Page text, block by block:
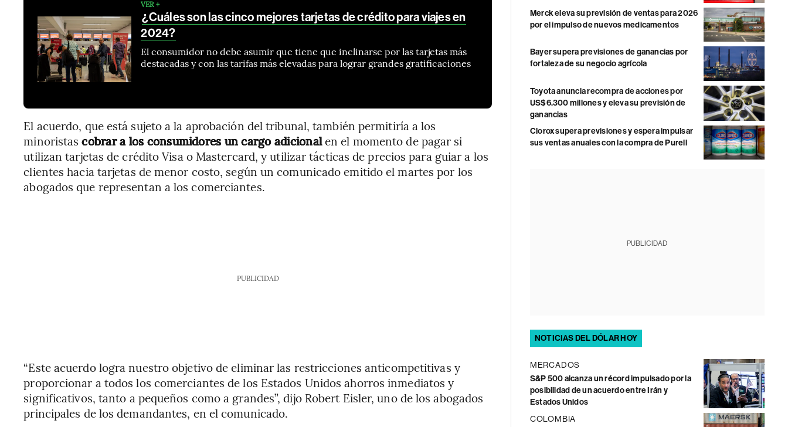
VER +
¿Cuáles son las cinco mejores tarjetas de crédito para viajes en
2024?
El consumidor no debe asumir que tiene que inclinarse por las tarjetas más
destacadas y con las tarifas más elevadas para lograr grandes gratificaciones
El acuerdo, que está sujeto a la aprobación del tribunal, también permitiría a los
minoristascobrar a los consumidores un cargo adicionalen el momento de pagar si
utilizan tarjetas de crédito Visa o Mastercard, y utilizar tácticas de precios para guiar a los
clientes hacia tarjetas de menor costo, según un comunicado emitido el martes por los
abogados que representan a los comerciantes.
PUBLICIDAD
“Este acuerdo logra nuestro objetivo de eliminar las restricciones anticompetitivas y
proporcionar a todos los comerciantes de los Estados Unidos ahorros inmediatos y
significativos, tanto a pequeños como a grandes”, dijo Robert Eisler, uno de los abogados
principales de los demandantes, en el comunicado.
Merck eleva su previsión de ventas para 2026
por el impulso de nuevos medicamentos
Bayer supera previsiones de ganancias por
fortaleza de su negocio agrícola
Toyota anuncia recompra de acciones por
US$6.300 millones y eleva su previsión de
ganancias
Clorox supera previsiones y espera impulsar
sus ventas anuales con la compra de Purell
PUBLICIDAD
NOTICIAS DEL DÓLAR HOY
MERCADOS
S&P 500 alcanza un récord impulsado por la
posibilidad de un acuerdo entre Irán y
Estados Unidos
COLOMBIA